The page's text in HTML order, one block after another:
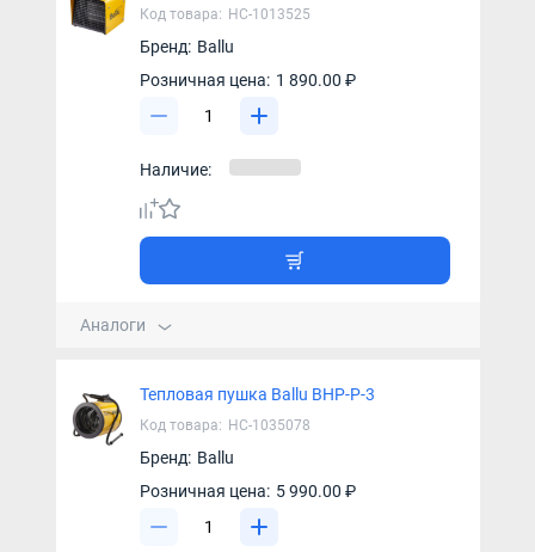
Код товара: НС-1013525
Бренд: Ballu
Розничная цена: 1 890.00 ₽
Наличие:
Аналоги
Тепловая пушка Ballu BHP-P-3
Код товара: НС-1035078
Бренд: Ballu
Розничная цена: 5 990.00 ₽